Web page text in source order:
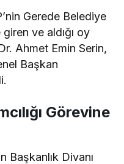
Gerede Belediye
ve aldığı oy
Ahmet Emin Serin,
Başkan
Görevine
Başkanlık Divanı